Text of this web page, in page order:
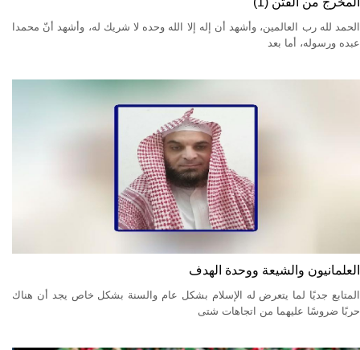
الحمد لله رب العالمين، وأشهد أن إله إلا الله وحده لا شريك له، وأشهد أنّ محمدا
عبده ورسوله، أما بعد
العلمانيون والشيعة ووحدة الهدف
المتابع جديًا لما يتعرض له الإسلام بشكل عام والسنة بشكل خاص يجد أن هناك
حربًا ضروسًا عليهما من اتجاهات شتى